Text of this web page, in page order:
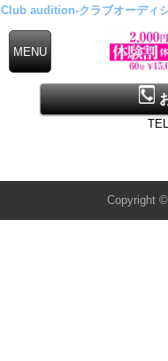
Club audition-クラブオーディ
Copyright